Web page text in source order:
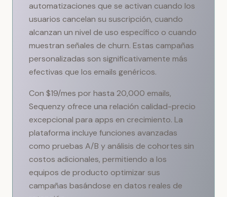
automatizaciones que se activan cuando los
usuarios cancelan su suscripción, cuando
alcanzan un nivel de uso específico o cuando
muestran señales de churn. Estas campañas
personalizadas son significativamente más
efectivas que los emails genéricos.
Con $19/mes por hasta 20,000 emails,
Sequenzy ofrece una relación calidad-precio
excepcional para apps en crecimiento. La
plataforma incluye funciones avanzadas
como pruebas A/B y análisis de cohortes sin
costos adicionales, permitiendo a los
equipos de producto optimizar sus
campañas basándose en datos reales de